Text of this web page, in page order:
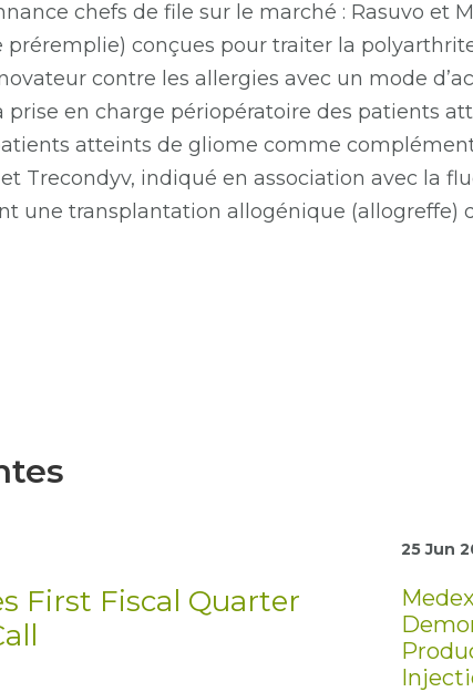
chefs de file sur le marché : Rasuvo
conçues pour traiter la
contre les allergies avec un mode
en charge périopératoire des patients
atteints de gliome comme
Trecondyv, indiqué en association avec la
une transplantation allogénique (allogreffe)
First Fiscal Quarter
25 Jun